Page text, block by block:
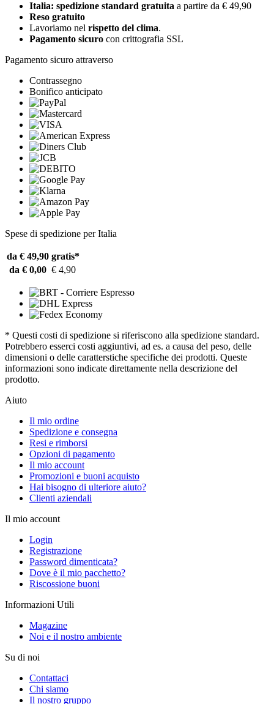
Italia: spedizione standard gratuita a partire da € 49,90
Reso gratuito
Lavoriamo nel rispetto del clima.
Pagamento sicuro con crittografia SSL
Pagamento sicuro attraverso
Contrassegno
Bonifico anticipato
Spese di spedizione per Italia
da € 49,90 gratis*
da € 0,00 € 4,90
* Questi costi di spedizione si riferiscono alla spedizione standard.
Potrebbero esserci costi aggiuntivi, ad es. a causa del peso, delle
dimensioni o delle caratterstiche specifiche dei prodotti. Queste
informazioni sono indicate direttamente nella descrizione del
prodotto.
Aiuto
Il mio ordine
Spedizione e consegna
Resi e rimborsi
Opzioni di pagamento
Il mio account
Promozioni e buoni acquisto
Hai bisogno di ulteriore aiuto?
Clienti aziendali
Il mio account
Login
Registrazione
Password dimenticata?
Dove è il mio pacchetto?
Riscossione buoni
Informazioni Utili
Magazine
Noi e il nostro ambiente
Su di noi
Contattaci
Chi siamo
Il nostro gruppo